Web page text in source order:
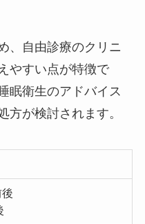
、自由診療のクリニ
やすい点が特徴で
眠衛生のアドバイス
方が検討されます。